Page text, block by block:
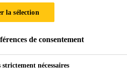
la sélection
de consentement
strictement nécessaires